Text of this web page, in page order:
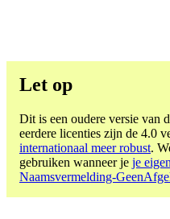
Let op
Dit is een oudere versie van
eerdere licenties zijn de 4.0
internationaal meer robust.
gebruiken wanneer je je
Naamsvermelding-